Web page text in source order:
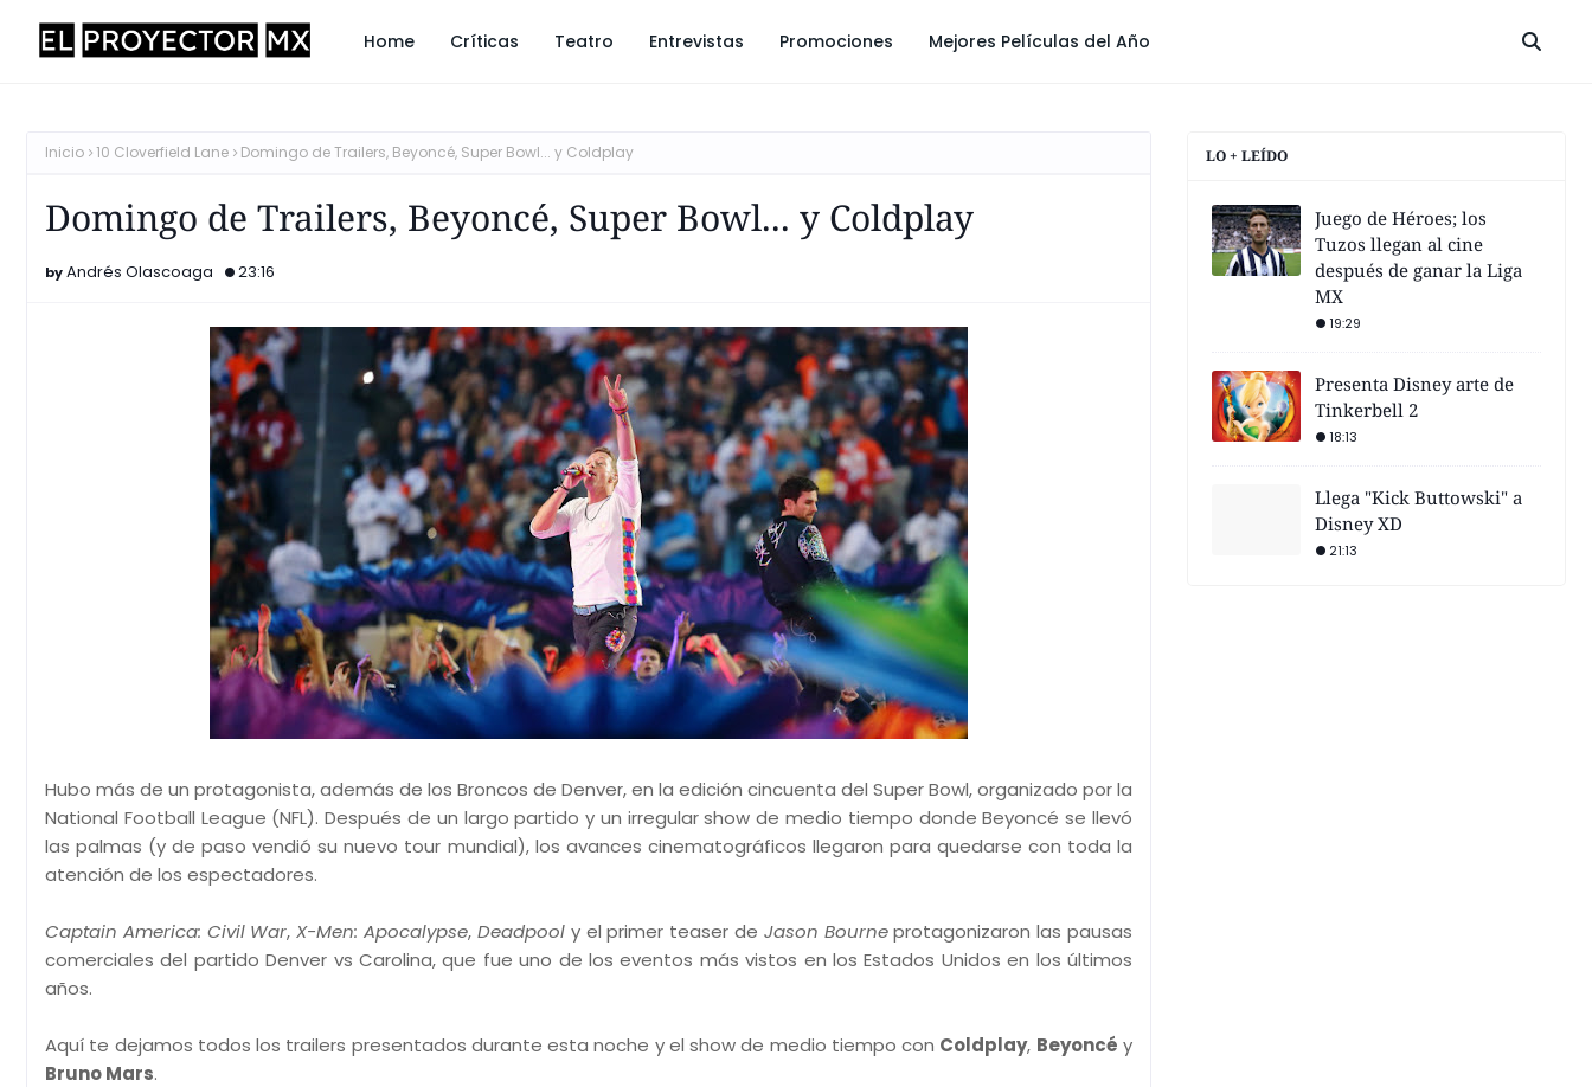
Home Críticas Teatro Entrevistas Promociones Mejores Películas del Año
Inicio 10 Cloverfield Lane Domingo de Trailers, Beyoncé, Super Bowl... y Coldplay
Domingo de Trailers, Beyoncé, Super Bowl... y Coldplay
Andrés Olascoaga 23:16
Hubo más de un protagonista, además de los Broncos de Denver, en la edición cincuenta del Super Bowl, organizado por la
National Football League (NFL). Después de un largo partido y un irregular show de medio tiempo donde Beyoncé se llevó
las palmas (y de paso vendió su nuevo tour mundial), los avances cinematográficos llegaron para quedarse con toda la
atención de los espectadores.
Captain America: Civil War,X-Men: Apocalypse, Deadpooly el primer teaser de Jason Bourneprotagonizaron las pausas
comerciales del partido Denver vs Carolina, que fue uno de los eventos más vistos en los Estados Unidos en los últimos
años.
Aquí te dejamos todos los trailers presentados durante esta noche y el show de medio tiempo con Coldplay, Beyoncé y
Bruno Mars.
LO + LEÍDO
Juego de Héroes; los
Tuzos llegan al cine
después de ganar la Liga
MX
19:29
Presenta Disney arte de
Tinkerbell 2
18:13
Llega "Kick Buttowski" a
Disney XD
21:13